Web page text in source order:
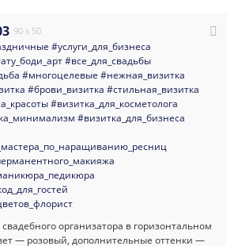
90 x 50
#услуги_для_бизнеса
#все_для_свадьбы
#многоцелевые #нежная_визитка
#брови_визитка #стильная_визитка
#визитка_для_косметолога
#визитка_для_бизнеса